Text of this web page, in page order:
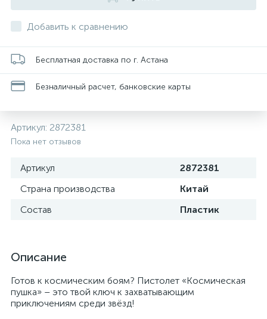
Добавить к сравнению
Бесплатная доставка по г. Астана
Безналичный расчет, банковские карты
Артикул: 2872381
Пока нет отзывов
Артикул
2872381
Страна производства
Китай
Состав
Пластик
Описание
Готов к космическим боям? Пистолет «Космическая
пушка» – это твой ключ к захватывающим
приключениям среди звёзд!